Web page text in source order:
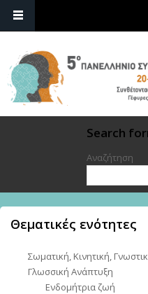
Search
Αναζήτηση
Θεματικές ενότητες
Σωματική, Κινητική,
Γλωσσική Ανάπτυξη
Ενδομήτρια ζωή